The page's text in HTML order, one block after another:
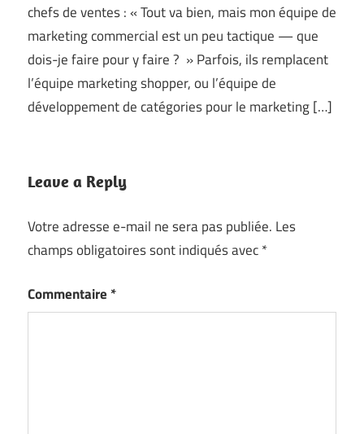
chefs de ventes : « Tout va bien, mais mon équipe de
marketing commercial est un peu tactique — que
dois-je faire pour y faire ? » Parfois, ils remplacent
l’équipe marketing shopper, ou l’équipe de
développement de catégories pour le marketing […]
Leave a Reply
Votre adresse e-mail ne sera pas publiée. Les
champs obligatoires sont indiqués avec*
Commentaire *